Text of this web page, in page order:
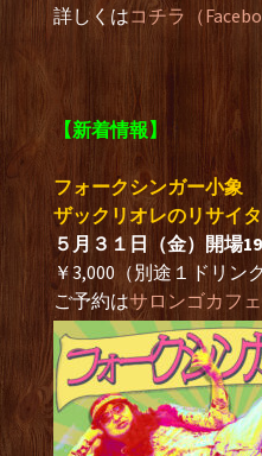
詳しくはコチラ（
【新着情報】
フォークシンガー小象
ザックリオレのリサイ
５月３１日（金）開場
￥3,000（別途１ドリン
ご予約はサロンゴカフェ